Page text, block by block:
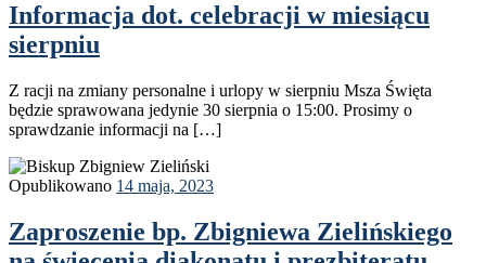
Informacja dot. celebracji w miesiącu
sierpniu
Z racji na zmiany personalne i urlopy w sierpniu Msza Święta
będzie sprawowana jedynie 30 sierpnia o 15:00. Prosimy o
sprawdzanie informacji na […]
Opublikowano 14 maja, 2023
Zaproszenie bp. Zbigniewa Zielińskiego